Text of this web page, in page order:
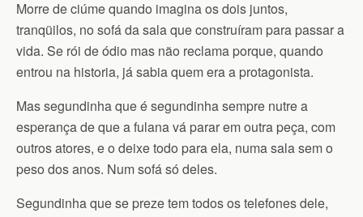
Morre de ciúme quando imagina os dois juntos,
tranqüilos, no sofá da sala que construíram para passar a
vida. Se rói de ódio mas não reclama porque, quando
entrou na historia, já sabia quem era a protagonista.
Mas segundinha que é segundinha sempre nutre a
esperança de que a fulana vá parar em outra peça, com
outros atores, e o deixe todo para ela, numa sala sem o
peso dos anos. Num sofá só deles.
Segundinha que se preze tem todos os telefones dele,